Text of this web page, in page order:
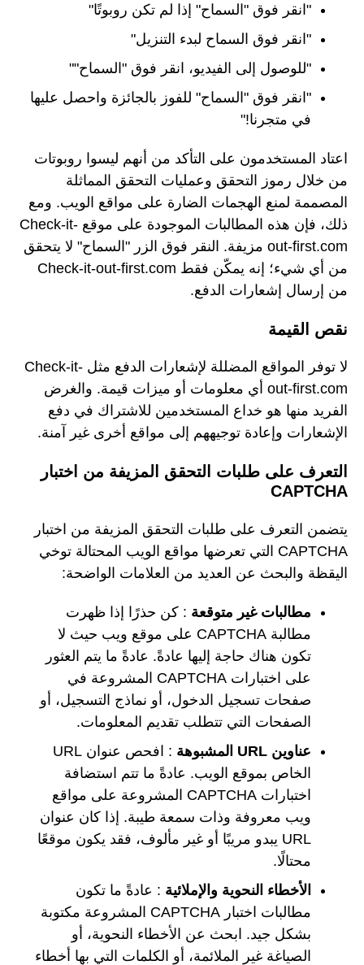
"انقر فوق "السماح" إذا لم تكن روبوتًا"
"انقر فوق السماح لبدء التنزيل"
"للوصول إلى الفيديو، انقر فوق "السماح""
"انقر فوق "السماح" للفوز بالجائزة واحصل عليها
في متجرنا!"
اعتاد المستخدمون على التأكد من أنهم ليسوا روبوتات
من خلال رموز التحقق وعمليات التحقق المماثلة
المصممة لمنع الهجمات الضارة على مواقع الويب. ومع
ذلك، فإن هذه المطالبات الموجودة على موقع Check-it-
out-first.com مزيفة. النقر فوق الزر "السماح" لا يتحقق
من أي شيء؛ إنه يمكّن فقط Check-it-out-first.com
من إرسال إشعارات الدفع.
نقص القيمة
لا توفر المواقع المضللة لإشعارات الدفع مثل Check-it-
out-first.com أي معلومات أو ميزات قيمة. والغرض
الفريد منها هو خداع المستخدمين للاشتراك في دفع
الإشعارات وإعادة توجيههم إلى مواقع أخرى غير آمنة.
التعرف على طلبات التحقق المزيفة من اختبار
CAPTCHA
يتضمن التعرف على طلبات التحقق المزيفة من اختبار
CAPTCHA التي تعرضها مواقع الويب المحتالة توخي
اليقظة والبحث عن العديد من العلامات الواضحة:
مطالبات غير متوقعة : كن حذرًا إذا ظهرت
مطالبة CAPTCHA على موقع ويب حيث لا
تكون هناك حاجة إليها عادةً. عادةً ما يتم العثور
على اختبارات CAPTCHA المشروعة في
صفحات تسجيل الدخول، أو نماذج التسجيل، أو
الصفحات التي تتطلب تقديم المعلومات.
عناوين URL المشبوهة
: افحص عنوان URL
الخاص بموقع الويب. عادةً ما تتم استضافة
اختبارات CAPTCHA المشروعة على مواقع
ويب معروفة وذات سمعة طيبة. إذا كان عنوان
URL يبدو مريبًا أو غير مألوف، فقد يكون موقعًا
محتالًا.
الأخطاء النحوية والإملائية : عادةً ما تكون
مطالبات اختبار CAPTCHA المشروعة مكتوبة
بشكل جيد. ابحث عن الأخطاء النحوية، أو
الصياغة غير الملائمة، أو الكلمات التي بها أخطاء